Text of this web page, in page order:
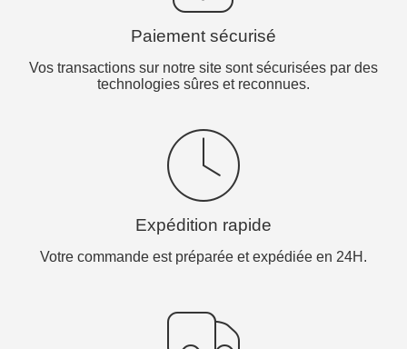
Paiement sécurisé
Vos transactions sur notre site sont sécurisées par des
technologies sûres et reconnues.
Expédition rapide
Votre commande est préparée et expédiée en 24H.